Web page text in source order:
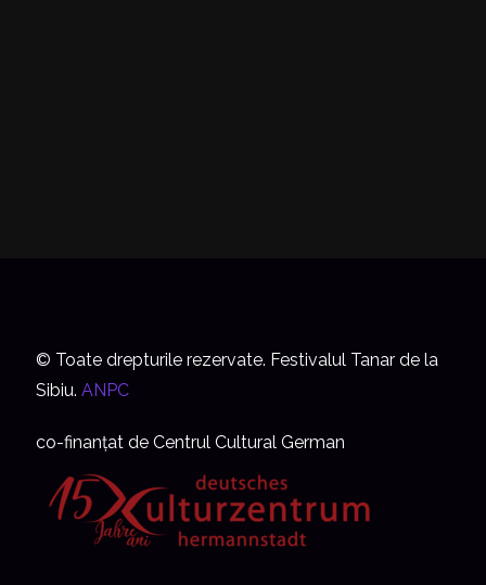
© Toate drepturile rezervate. Festivalul Tanar de la
Sibiu.ANPC
co-finanțat de Centrul Cultural German